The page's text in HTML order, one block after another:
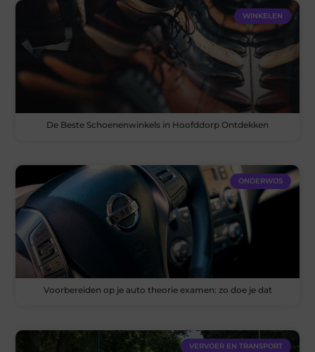
WINKELEN
De Beste Schoenenwinkels in Hoofddorp Ontdekken
ONDERWIJS
Voorbereiden op je auto theorie examen: zo doe je dat
VERVOER EN TRANSPORT